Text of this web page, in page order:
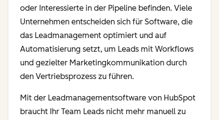
oder Interessierte in der Pipeline befinden. Viele
Unternehmen entscheiden sich für Software, die
das Leadmanagement optimiert und auf
Automatisierung setzt, um Leads mit Workflows
und gezielter Marketingkommunikation durch
den Vertriebsprozess zu führen.
Mit der Leadmanagementsoftware von HubSpot
braucht Ihr Team Leads nicht mehr manuell zu